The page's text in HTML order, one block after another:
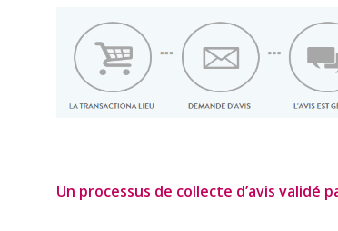
Un processus de collecte d’avis validé